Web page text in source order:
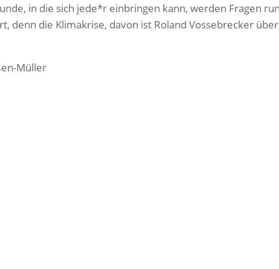
in die sich jede*r einbringen kann, werden Fragen
denn die Klimakrise, davon ist Roland Vossebrecker
Müller